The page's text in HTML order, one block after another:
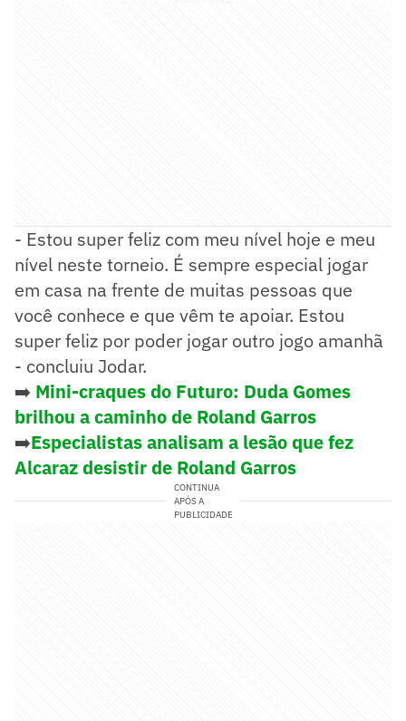
- Estou super feliz com meu nível hoje e meu
nível neste torneio. É sempre especial jogar
em casa na frente de muitas pessoas que
você conhece e que vêm te apoiar. Estou
super feliz por poder jogar outro jogo amanhã
- concluiu Jodar.
➡️ Mini-craques do Futuro: Duda Gomes
brilhou a caminho de Roland Garros
➡️Especialistas analisam a lesão que fez
Alcaraz desistir de Roland Garros
CONTINUA
APÓS A
PUBLICIDADE